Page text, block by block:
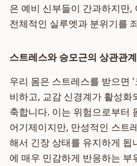
은 예비 신부들이 간과하지만,
전체적인 실루엣과 분위기를
스트레스와 승모근의 상관관계
우리 몸은 스트레스를 받으면
비하고, 교감 신경계가 활성
축합니다. 이는 위험으로부터
어기제이지만, 만성적인 스트
해서 긴장 상태를 유지하게
에 매우 민감하게 반응하는